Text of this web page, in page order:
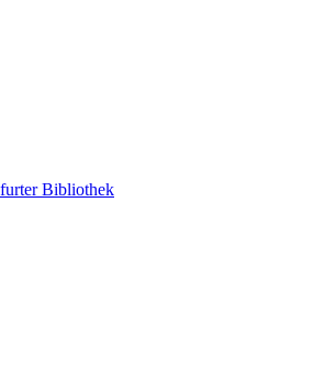
Bibliothek